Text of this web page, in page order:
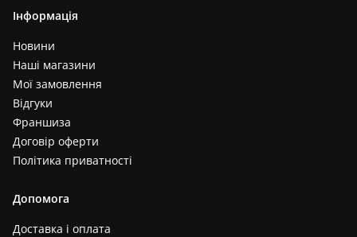
Інформація
Новини
Наші магазини
Мої замовлення
Відгуки
Франшиза
Договір оферти
Політика приватності
Допомога
Доставка і оплата